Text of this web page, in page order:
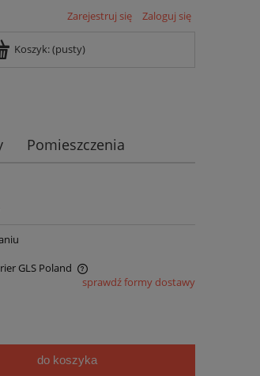
Zarejestruj się Zaloguj się
Koszyk:(pusty)
Pomieszczenia
GLS Poland
sprawdź formy dostawy
do koszyka